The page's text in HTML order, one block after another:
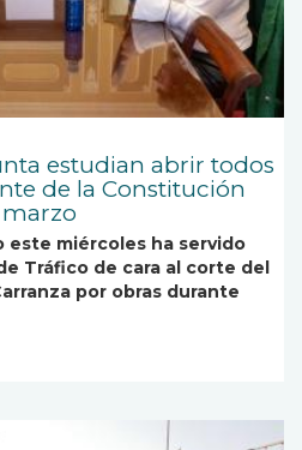
estudian abrir todos
de la Constitución
marzo
este miércoles ha servido
Tráfico de cara al corte del
por obras durante